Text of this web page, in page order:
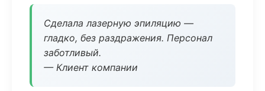
Сделала лазерную эпиляцию —
гладко, без раздражения. Персонал
заботливый.
— Клиент компании